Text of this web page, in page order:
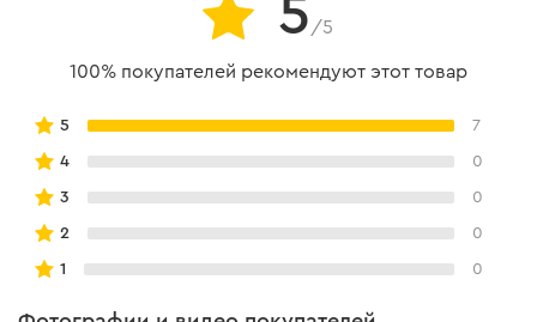
5 /5
100% покупателей рекомендуют этот товар
5 7
4 0
3 0
2 0
1 0